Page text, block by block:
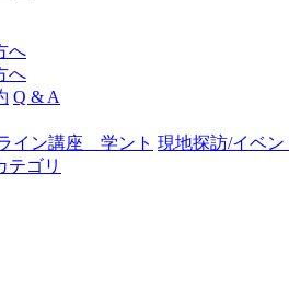
へ
へ
Q & A
イン講座 学ント 現地探訪/イベン
テゴリ